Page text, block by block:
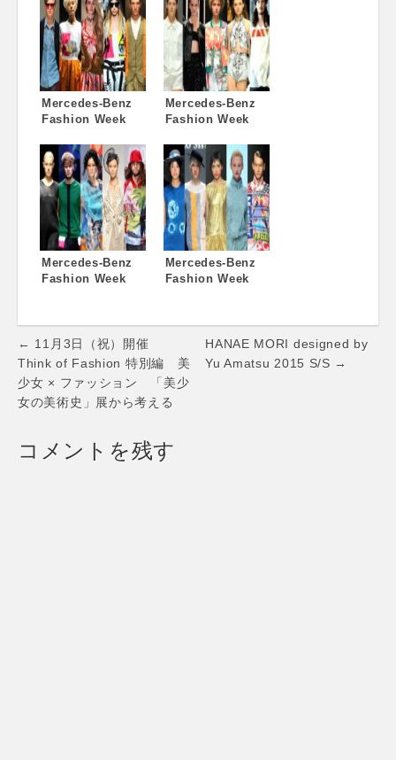
アル発表
Mercedes-Benz
Fashion Week
7日目（最終日）
Mercedes-Benz
Fashion Week
5日目
Mercedes-Benz
Fashion Week
Mercedes-Benz
Fashion Week
Post
navigation
← 11月3日（祝）開催
Think of Fashion 特別編 美
少女 × ファッション 「美少
女の美術史」展から考える
HANAE MORI designed by
Yu Amatsu 2015 S/S →
コメントを残す